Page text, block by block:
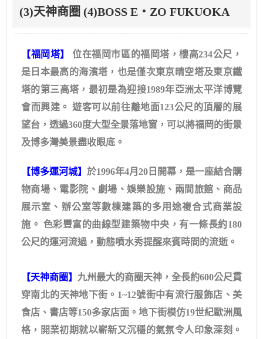
(3)天神商圈 (4)BOSS E・ZO FUKUOKA
【福岡塔】
位在福岡市區的福岡塔，樓高234公尺，
是日本最高的海濱塔，也是僅次東京晴空塔及東京鐵
塔的第三高塔，最初是為迎接1989年亞洲太平洋博覽
會而興建。 遊客可以前往離地面123公尺的頂層的展
望台，透過360度大型全景落地窗，可以將福岡的街景
及博多灣美景盡收眼底。
【博多運河城】 於1996年4月20日開幕，是一座結合購
物商場、電影院、劇場、娛樂設施、兩間旅館、商品
展示室、辦公室等數棟建築的多用途複合式商業設
施。 色彩豐富的曲線型建築物中央，有一條長約180
公尺的運河流過，動態噴水秀提醒來賓時間的流逝。
【天神商圈】 九州最大的商圈天神，全長約600公尺貫
穿南北的天神地下街。1~12號街中有流行服飾店、美
食店、書店等150多家店面。地下街模仿19世紀歐洲風
格，開業初期就以嶄新又沉穩的氣氛令人印象深刻。